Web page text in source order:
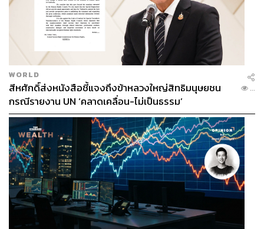
WORLD
สีหศักดิ์ส่งหนังสือชี้แจงถึงข้าหลวงใหญ่สิทธิมนุษยชน
กรณีรายงาน UN ‘คลาดเคลื่อน-ไม่เป็นธรรม’
...